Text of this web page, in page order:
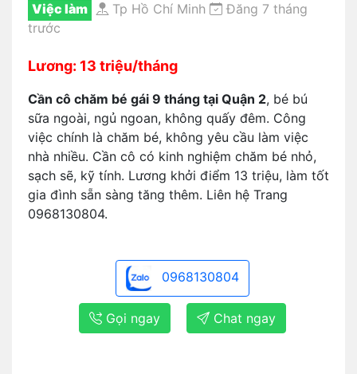
Việc làm Tp Hồ Chí Minh
Đăng 7 tháng
trước
Lương: 13 triệu/tháng
Cần cô chăm bé gái 9 tháng tại Quận 2, bé bú
sữa ngoài, ngủ ngoan, không quấy đêm. Công
việc chính là chăm bé, không yêu cầu làm việc
nhà nhiều. Cần cô có kinh nghiệm chăm bé nhỏ,
sạch sẽ, kỹ tính. Lương khởi điểm 13 triệu, làm tốt
gia đình sẵn sàng tăng thêm. Liên hệ Trang
0968130804.
0968130804
Gọi ngay Chat ngay